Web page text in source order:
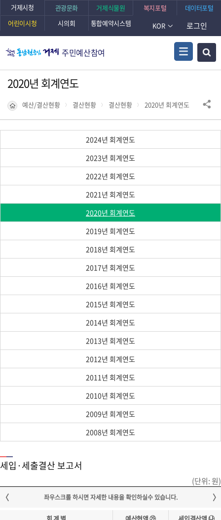
거제시청 관광문화 거제식물원 복지포털
데이터포털
어린이시청
시의회 통합예약시스템 KOR 로그인
주민예산참여
2020년 회계연도
예산/결산현황 결산현황 결산현황 2020년 회계연도
2024년 회계연도
2023년 회계연도
2022년 회계연도
2021년 회계연도
2020년 회계연도
2019년 회계연도
2018년 회계연도
2017년 회계연도
2016년 회계연도
2015년 회계연도
2014년 회계연도
2013년 회계연도
2012년 회계연도
2011년 회계연도
2010년 회계연도
2009년 회계연도
2008년 회계연도
세입·세출결산 보고서
(단위: 원)